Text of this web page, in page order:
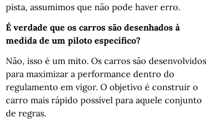
pista, assumimos que não pode haver erro.
É verdade que os carros são desenhados à
medida de um piloto específico?
Não, isso é um mito. Os carros são desenvolvidos
para maximizar a performance dentro do
regulamento em vigor. O objetivo é construir o
carro mais rápido possível para aquele conjunto
de regras.